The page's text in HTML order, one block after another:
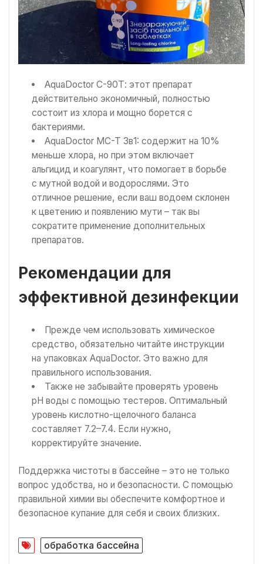
AquaDoctor С-90Т: этот препарат
действительно экономичный, полностью
состоит из хлора и мощно борется с
бактериями.
AquaDoctor MC-T 3в1: содержит на 10%
меньше хлора, но при этом включает
альгицид и коагулянт, что помогает в борьбе
с мутной водой и водорослями. Это
отличное решение, если ваш водоем склонен
к цветению и появлению мути – так вы
сократите применение дополнительных
препаратов.
Рекомендации для
эффективной дезинфекции
Прежде чем использовать химическое
средство, обязательно читайте инструкции
на упаковках AquaDoctor. Это важно для
правильного использования.
Также не забывайте проверять уровень
pH воды с помощью тестеров. Оптимальный
уровень кислотно-щелочного баланса
составляет 7.2–7.4. Если нужно,
корректируйте значение.
Поддержка чистоты в бассейне – это не только
вопрос удобства, но и безопасности. С помощью
правильной химии вы обеспечите комфортное и
безопасное купание для себя и своих близких.
обработка бассейна